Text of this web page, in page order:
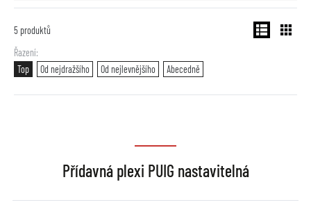
5 produktů
Řazení
Top
Od nejdražšího Od nejlevnějšího Abecedně
Přídavná plexi PUIG nastavitelná